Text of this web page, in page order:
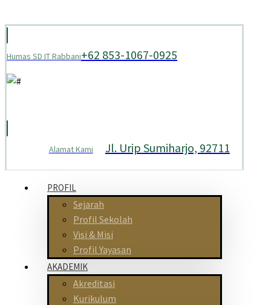
Humas SD IT Rabbani+62 853-1067-0925
Alamat Kami Jl. Urip Sumiharjo, 92711
PROFIL
Sejarah
Profil Sekolah
Visi & Misi
Profil Yayasan
AKADEMIK
Akreditasi
Kurikulum